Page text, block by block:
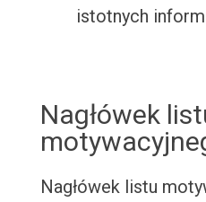
istotnych
Nagłówek
Nagłówek listu